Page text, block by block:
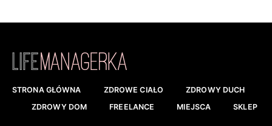
STRONA GŁÓWNA ZDROWE CIAŁO
ZDROWY DUCH
ZDROWY DOM
FREELANCE MIEJSCA SKLEP